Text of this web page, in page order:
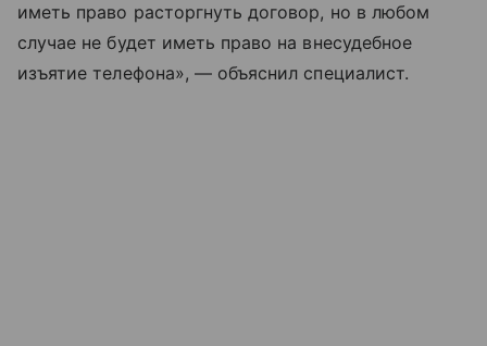
иметь право расторгнуть договор, но в любом
случае не будет иметь право на внесудебное
изъятие телефона», — объяснил специалист.